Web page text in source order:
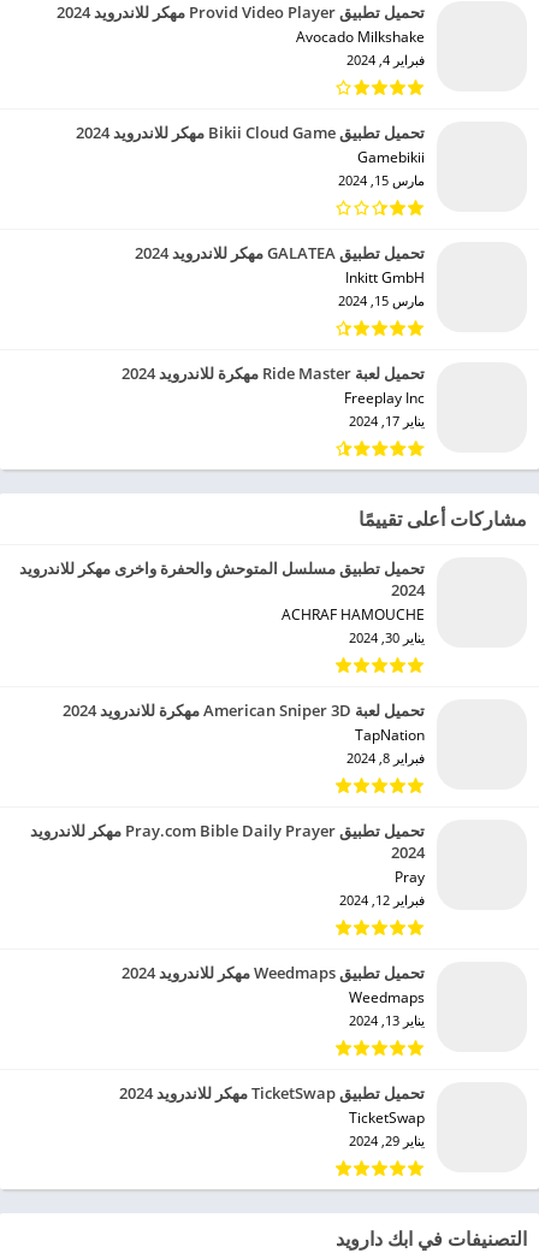
تحميل تطبيق Provid Video Player مهكر للاندرويد 2024
Avocado Milkshake‏
فبراير 4, 2024
تحميل تطبيق Bikii Cloud Game مهكر للاندرويد 2024
Gamebikii‏
مارس 15, 2024
تحميل تطبيق GALATEA مهكر للاندرويد 2024
Inkitt GmbH‏
مارس 15, 2024
تحميل لعبة Ride Master مهكرة للاندرويد 2024
Freeplay Inc‏
يناير 17, 2024
مشاركات أعلى تقييمًا
تحميل تطبيق مسلسل المتوحش والحفرة واخرى مهكر للاندرويد
2024
ACHRAF HAMOUCHE‏
يناير 30, 2024
تحميل لعبة American Sniper 3D مهكرة للاندرويد 2024
TapNation‏
فبراير 8, 2024
تحميل تطبيق Pray.com Bible Daily Prayer مهكر للاندرويد
2024
Pray‏
فبراير 12, 2024
تحميل تطبيق Weedmaps مهكر للاندرويد 2024
Weedmaps‏
يناير 13, 2024
تحميل تطبيق TicketSwap مهكر للاندرويد 2024
TicketSwap‏
يناير 29, 2024
التصنيفات في ابك دارويد